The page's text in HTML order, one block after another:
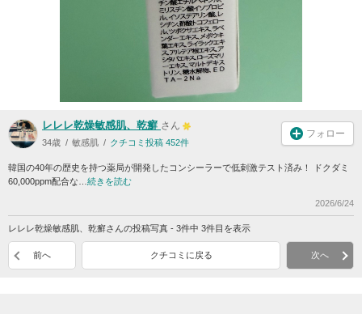
レレレ乾燥敏感肌、乾癬 さん
34歳 敏感肌 クチコミ投稿 452件
フォロー
韓国の40年の歴史を持つ薬局が開発したコンシーラーで低刺激テスト済み！ ドクダミ
60,000ppm配合な… 続きを読む
2026/6/24
レレレ乾燥敏感肌、乾癬さんの投稿写真 - 3件中 3件目を表示
前へ クチコミに戻る 次へ